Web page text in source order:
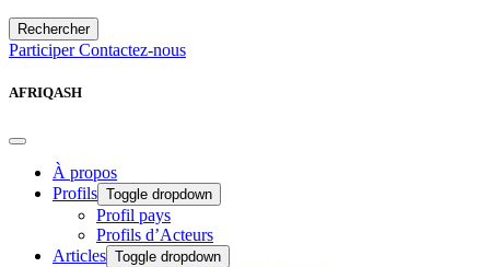
Rechercher
ParticiperContactez-nous
AFRIQASH
À propos
Profils Toggle dropdown
Profil pays
Profils d’Acteurs
Articles Toggle dropdown